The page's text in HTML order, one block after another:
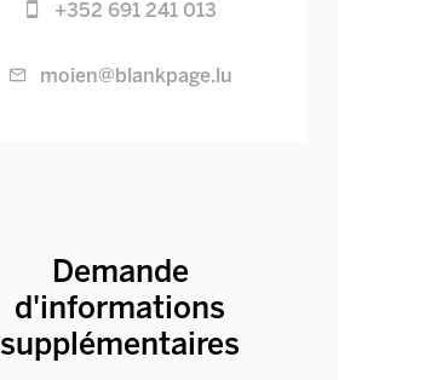
+352 691 241 013
moien@blankpage.lu
Demande
d'informations
supplémentaires